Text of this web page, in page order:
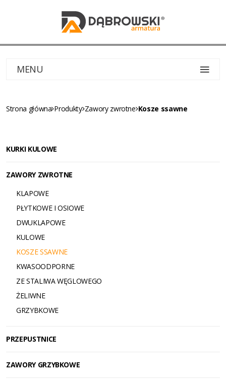
MENU
Strona główna Produkty Zawory zwrotne Kosze ssawne
KURKI KULOWE
PRZEPUSTNICE
ZAWORY GRZYBKOWE
ZAWORY ZWROTNE
DWUKLAPOWE
GRZYBKOWE
KLAPOWE
KOSZE SSAWNE
KULOWE
KWASOODPORNE
PŁYTKOWE I OSIOWE
ZE STALIWA WĘGLOWEGO
ŻELIWNE